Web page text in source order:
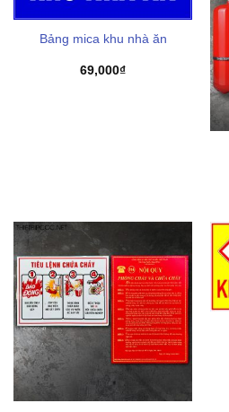
Bảng mica khu nhà ăn
69,000₫